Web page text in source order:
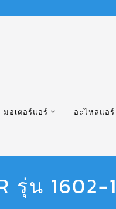
มอเตอร์แอร์ อะไหล่แอร์
รุ่น 1602-